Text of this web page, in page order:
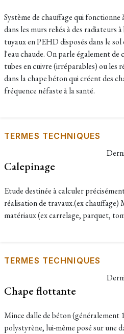
Système de chauffage qui fonctionne
dans les murs reliés à des radiateurs
tuyaux en PEHD disposés dans le
l'eau chaude. On parle également de
tubes en cuivre (irréparables) ou les
dans la chape béton qui créent des
fréquence néfaste à la santé.
TERMES TECHNIQUES
Calepinage
Etude destinée à calculer
réalisation de travaux.(ex chauffage)
matériaux (ex carrelage, parquet,
TERMES TECHNIQUES
Chape flottante
Mince dalle de béton (généralement
polystyrène, lui-même posé sur une